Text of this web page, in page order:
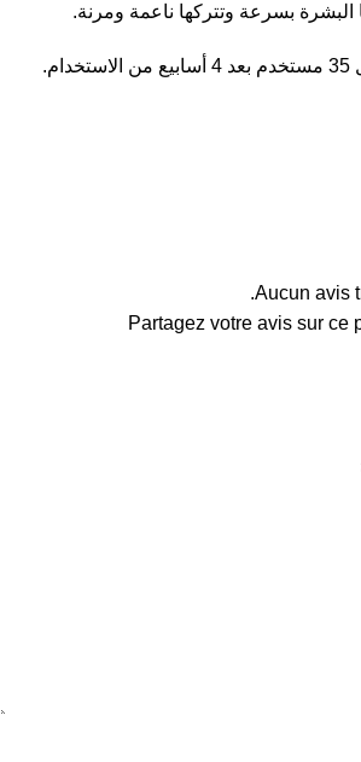
البشرة بسرعة وتتركها ناعمة ومرنة.
Aucun avis
Partagez votre avis sur ce